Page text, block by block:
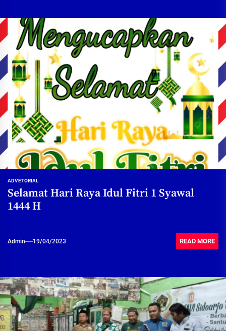
ADVETORIAL
Selamat Hari Raya Idul Fitri 1 Syawal
1444 H
Admin 19/04/2023 READ MORE